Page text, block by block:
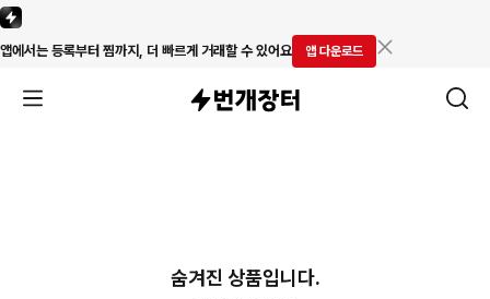
앱에서는 등록부터 찜까지, 더 빠르게 거래할 수 있어요 앱 다운로드
숨겨진 상품입니다.